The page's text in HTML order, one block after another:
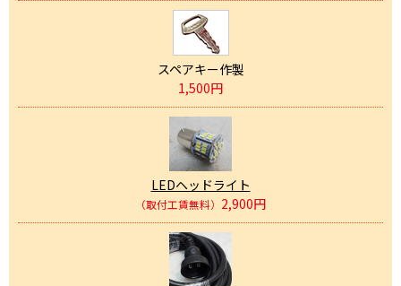
スペアキー作製
1,500円
LEDヘッドライト
（取付工賃無料） 2,900円